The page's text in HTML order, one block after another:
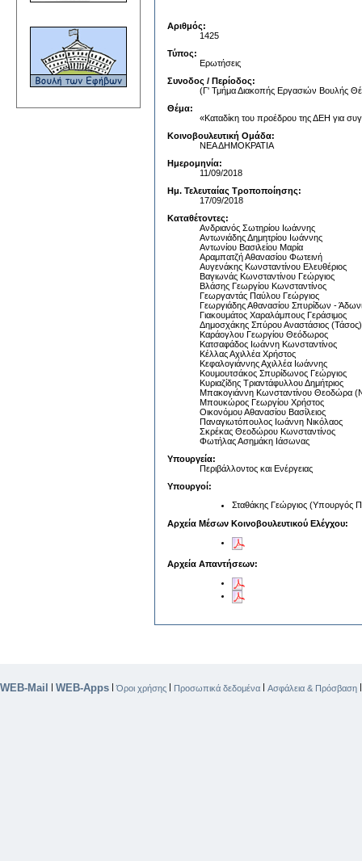
Αριθμός:
1425
Τύπος:
Ερωτήσεις
Συνοδος / Περίοδος:
(Γ' Τμήμα Διακοπής Εργασιών
Θέμα:
«Καταδίκη του προέδρου της ΔΕΗ για
Κοινοβουλευτική Ομάδα:
ΝΕΑ ΔΗΜΟΚΡΑΤΙΑ
Ημερομηνία:
11/09/2018
Ημ. Τελευταίας Τροποποίησης:
17/09/2018
Καταθέτοντες:
Ανδριανός Σωτηρίου Ιωάννης
Αντωνιάδης Δημητρίου Ιωάννης
Αντωνίου Βασιλείου Μαρία
Αραμπατζή Αθανασίου Φωτεινή
Αυγενάκης Κωνσταντίνου Ελευθέριος
Βαγιωνάς Κωνσταντίνου Γεώργιος
Βλάσης Γεωργίου Κωνσταντίνος
Γεωργαντάς Παύλου Γεώργιος
Γεωργιάδης Αθανασίου Σπυρίδων -
Γιακουμάτος Χαραλάμπους Γεράσιμος
Δημοσχάκης Σπύρου Αναστάσιος (Τάσος)
Καράογλου Γεωργίου Θεόδωρος
Κατσαφάδος Ιωάννη Κωνσταντίνος
Κέλλας Αχιλλέα Χρήστος
Κεφαλογιάννης Αχιλλέα Ιωάννης
Κουμουτσάκος Σπυρίδωνος Γεώργιος
Κυριαζίδης Τριαντάφυλλου Δημήτριος
Μπακογιάννη Κωνσταντίνου Θεοδώρα
Μπουκώρος Γεωργίου Χρήστος
Οικονόμου Αθανασίου Βασίλειος
Παναγιωτόπουλος Ιωάννη Νικόλαος
Σκρέκας Θεοδώρου Κωνσταντίνος
Φωτήλας Ασημάκη Ιάσωνας
Υπουργεία:
Περιβάλλοντος και Ενέργειας
Υπουργοί:
Σταθάκης Γεώργιος (Υπουργός
Αρχεία Μέσων Κοινοβουλευτικού Ελέγχου:
Αρχεία Απαντήσεων:
WEB-Mail WEB-Apps |Όροι χρήσης Προσωπικά δεδομένα Ασφάλεια & Πρόσβαση